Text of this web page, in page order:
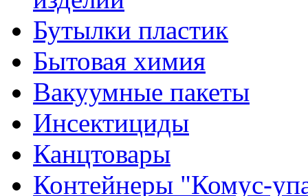
Бутылки пластик
Бытовая химия
Вакуумные пакеты
Инсектициды
Канцтовары
Контейнеры "Комус-